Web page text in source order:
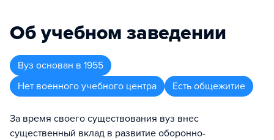
Об учебном заведении
Вуз основан в 1955
Нет военного учебного центра
Есть общежитие
За время своего существования вуз внес
существенный вклад в развитие оборонно-